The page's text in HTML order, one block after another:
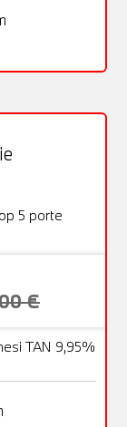
5 porte
€
TAN 9,95%